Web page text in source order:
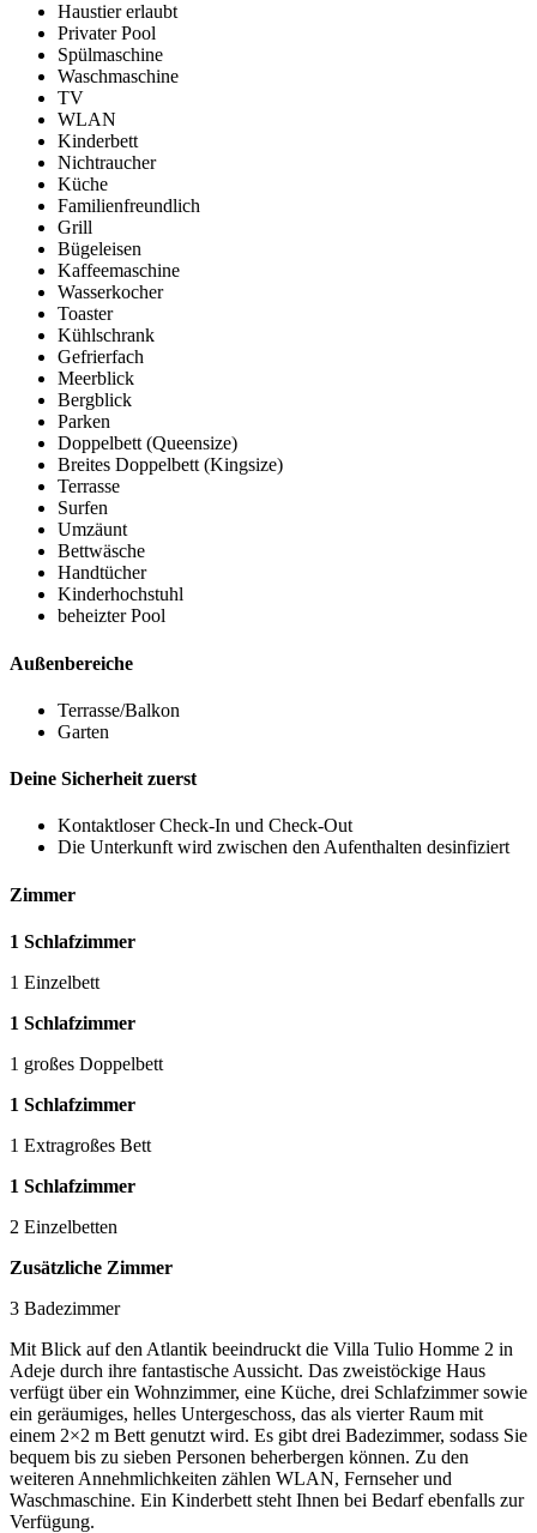
Haustier erlaubt
Privater Pool
Spülmaschine
Waschmaschine
TV
WLAN
Kinderbett
Nichtraucher
Küche
Familienfreundlich
Grill
Bügeleisen
Kaffeemaschine
Wasserkocher
Toaster
Kühlschrank
Gefrierfach
Meerblick
Bergblick
Parken
Doppelbett (Queensize)
Breites Doppelbett (Kingsize)
Terrasse
Surfen
Umzäunt
Bettwäsche
Handtücher
Kinderhochstuhl
beheizter Pool
Außenbereiche
Terrasse/Balkon
Garten
Deine Sicherheit zuerst
Kontaktloser Check-In und Check-Out
Die Unterkunft wird zwischen den Aufenthalten desinfiziert
Zimmer
1 Schlafzimmer
1 Einzelbett
1 Schlafzimmer
1 großes Doppelbett
1 Schlafzimmer
1 Extragroßes Bett
1 Schlafzimmer
2 Einzelbetten
Zusätzliche Zimmer
3 Badezimmer
Mit Blick auf den Atlantik beeindruckt die Villa Tulio Homme 2 in
Adeje durch ihre fantastische Aussicht. Das zweistöckige Haus
verfügt über ein Wohnzimmer, eine Küche, drei Schlafzimmer sowie
ein geräumiges, helles Untergeschoss, das als vierter Raum mit
einem 2×2 m Bett genutzt wird. Es gibt drei Badezimmer, sodass Sie
bequem bis zu sieben Personen beherbergen können. Zu den
weiteren Annehmlichkeiten zählen WLAN, Fernseher und
Waschmaschine. Ein Kinderbett steht Ihnen bei Bedarf ebenfalls zur
Verfügung.